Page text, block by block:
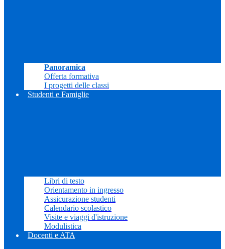
Panoramica
Offerta formativa
I progetti delle classi
Studenti e Famiglie
Libri di testo
Orientamento in ingresso
Assicurazione studenti
Calendario scolastico
Visite e viaggi d'istruzione
Modulistica
Docenti e ATA